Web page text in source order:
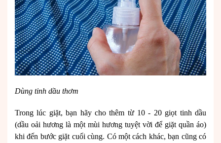
Dùng tinh dầu thơm
Trong lúc giặt, bạn hãy cho thêm từ 10 - 20 giọt tinh dầu
(dầu oải hương là một mùi hương tuyệt vời để giặt quần áo)
khi đến bước giặt cuối cùng. Có một cách khác, bạn cũng có